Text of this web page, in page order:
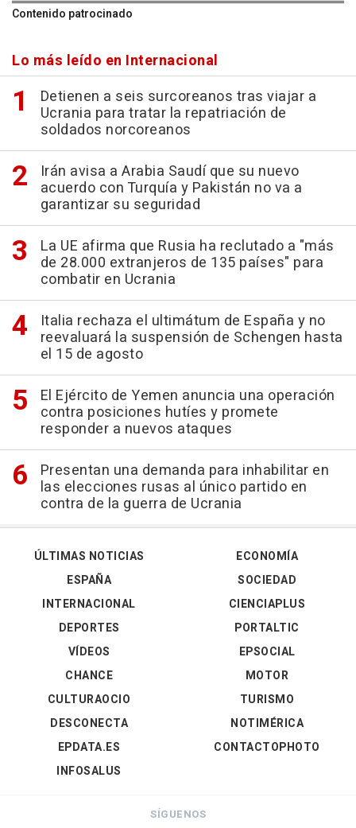
Contenido patrocinado
Lo más leído en Internacional
Detienen a seis surcoreanos tras viajar a
Ucrania para tratar la repatriación de
soldados norcoreanos
Irán avisa a Arabia Saudí que su nuevo
acuerdo con Turquía y Pakistán no va a
garantizar su seguridad
La UE afirma que Rusia ha reclutado a "más
de 28.000 extranjeros de 135 países" para
combatir en Ucrania
Italia rechaza el ultimátum de España y no
reevaluará la suspensión de Schengen hasta
el 15 de agosto
El Ejército de Yemen anuncia una operación
contra posiciones hutíes y promete
responder a nuevos ataques
Presentan una demanda para inhabilitar en
las elecciones rusas al único partido en
contra de la guerra de Ucrania
ÚLTIMAS NOTICIAS
ESPAÑA
INTERNACIONAL
DEPORTES
VÍDEOS
ECONOMÍA
SOCIEDAD
CIENCIAPLUS
PORTALTIC
EPSOCIAL
CHANCE
CULTURAOCIO
DESCONECTA
EPDATA.ES
INFOSALUS
MOTOR
TURISMO
NOTIMÉRICA
CONTACTOPHOTO
SÍGUENOS